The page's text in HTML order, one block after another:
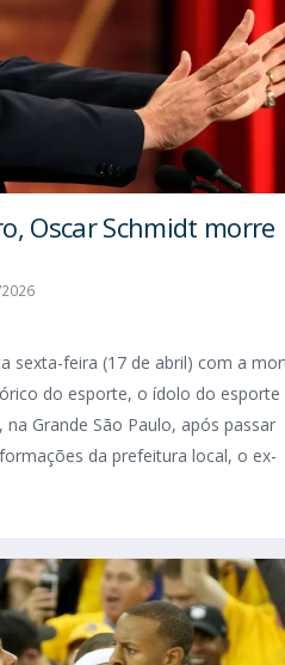
Oscar Schmidt morre
sexta-feira (17 de abril) com a
do esporte, o ídolo do esporte
Grande São Paulo, após passar
da prefeitura local, o ex-